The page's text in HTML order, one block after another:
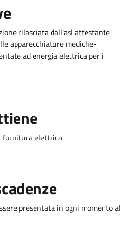
rilasciata dall'asl attestante
apparecchiature mediche-
ad energia elettrica per i
fornitura elettrica
presentata in ogni momento al